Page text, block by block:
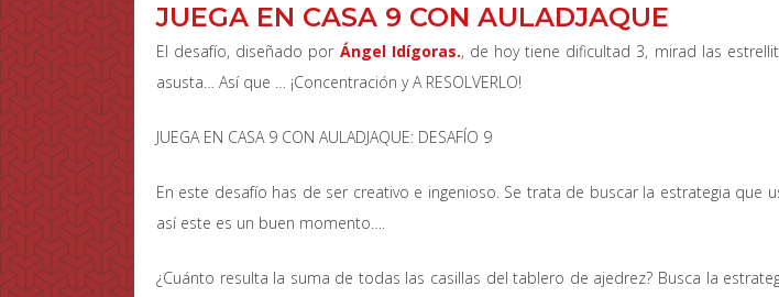
JUEGA EN CASA 9 CON AULADJAQUE
El desafío, diseñado por Ángel Idígoras., de hoy tiene dificultad 3, mirad las
asusta… Así que … ¡Concentración y A RESOLVERLO!
JUEGA EN CASA 9 CON AULADJAQUE: DESAFÍO 9
En este desafío has de ser creativo e ingenioso. Se trata de buscar la estrategia que
así este es un buen momento….
¿Cuánto resulta la suma de todas las casillas del tablero de ajedrez? Busca la